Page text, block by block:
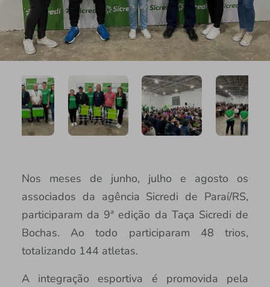
Nos meses de junho, julho e agosto os
associados da agência Sicredi de Paraí/RS,
participaram da 9ª edição da Taça Sicredi de
Bochas. Ao todo participaram 48 trios,
totalizando 144 atletas.
A integração esportiva é promovida pela